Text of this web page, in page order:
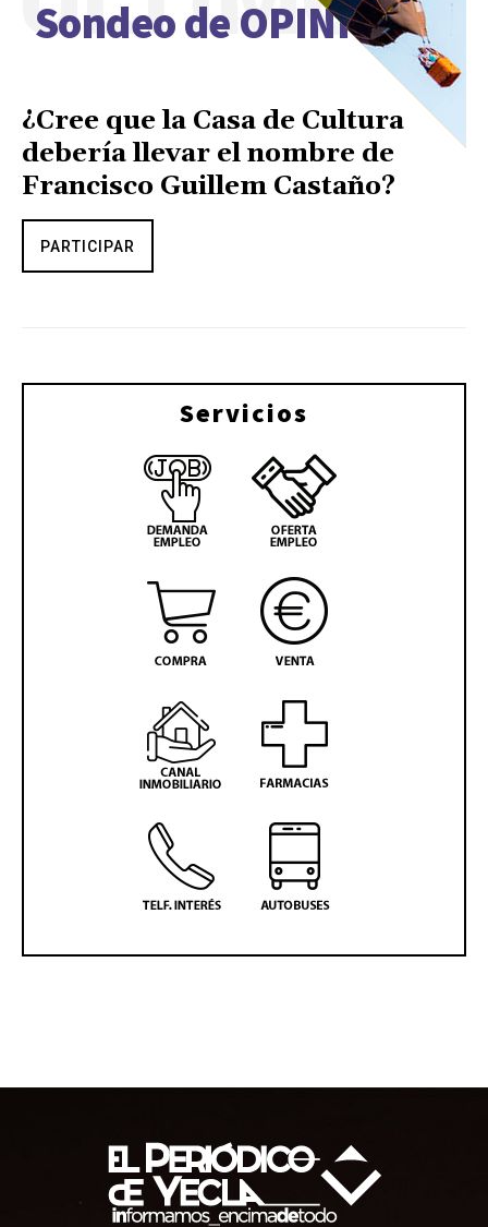
Sondeo de OPINIÓN
¿Cree que la Casa de Cultura
debería llevar el nombre de
Francisco Guillem Castaño?
PARTICIPAR
Servicios